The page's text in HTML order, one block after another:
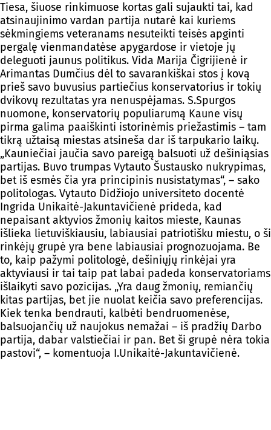
Tiesa, šiuose rinkimuose kortas gali sujaukti tai, kad
atsinaujinimo vardan partija nutarė kai kuriems
sėkmingiems veteranams nesuteikti teisės apginti
pergalę vienmandatėse apygardose ir vietoje jų
deleguoti jaunus politikus. Vida Marija Čigrijienė ir
Arimantas Dumčius dėl to savarankiškai stos į kovą
prieš savo buvusius partiečius konservatorius ir tokių
dvikovų rezultatas yra nenuspėjamas. S.Spurgos
nuomone, konservatorių populiarumą Kaune visų
pirma galima paaiškinti istorinėmis priežastimis – tam
tikrą užtaisą miestas atsineša dar iš tarpukario laikų.
„Kauniečiai jaučia savo pareigą balsuoti už dešiniąsias
partijas. Buvo trumpas Vytauto Šustausko nukrypimas,
bet iš esmės čia yra principinis nusistatymas“, – sako
politologas. Vytauto Didžiojo universiteto docentė
Ingrida Unikaitė-Jakuntavičienė prideda, kad
nepaisant aktyvios žmonių kaitos mieste, Kaunas
išlieka lietuviškiausiu, labiausiai patriotišku miestu, o ši
rinkėjų grupė yra bene labiausiai prognozuojama. Be
to, kaip pažymi politologė, dešiniųjų rinkėjai yra
aktyviausi ir tai taip pat labai padeda konservatoriams
išlaikyti savo pozicijas. „Yra daug žmonių, remiančių
kitas partijas, bet jie nuolat keičia savo preferencijas.
Kiek tenka bendrauti, kalbėti bendruomenėse,
balsuojančių už naujokus nemažai – iš pradžių Darbo
partija, dabar valstiečiai ir pan. Bet ši grupė nėra tokia
pastovi“, – komentuoja I.Unikaitė-Jakuntavičienė.